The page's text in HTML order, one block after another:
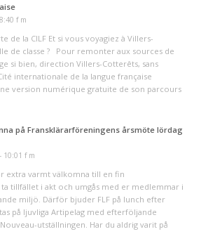
f m
de la CILF Et si vous voyagiez à Villers-
de classe ? Pour remonter aux sources de
si bien, direction Villers-Cotterêts, sans
internationale de la langue française
version numérique gratuite de son parcours
på Fransklärarföreningens årsmöte lördag
10:01 f m
extra varmt välkomna till en fin
ta tillfället i akt och umgås med er medlemmar i
miljö. Därför bjuder FLF på lunch efter
på ljuvliga Artipelag med efterföljande
utställningen. Har du aldrig varit på